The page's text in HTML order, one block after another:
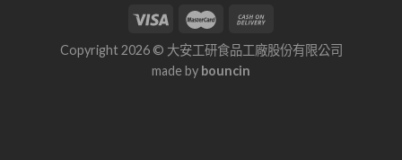
Copyright 2026 © 大安工研食品工廠股份有限公司
made by bouncin